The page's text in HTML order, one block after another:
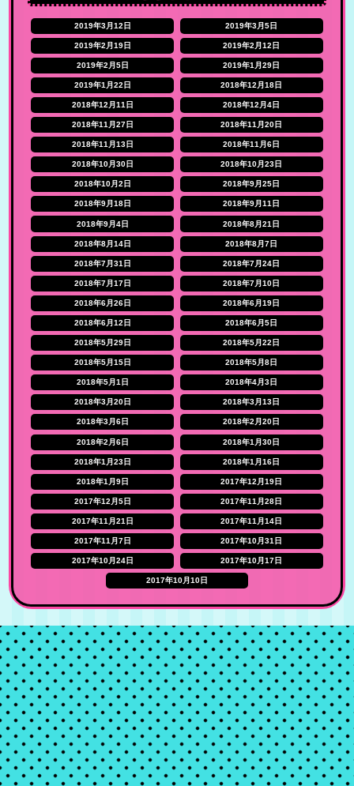
2019年3月12日 2019年3月5日
2019年2月19日 2019年2月12日
2019年2月5日 2019年1月29日
2019年1月22日 2018年12月18日
2018年12月11日 2018年12月4日
2018年11月27日 2018年11月20日
2018年11月13日 2018年11月6日
2018年10月30日 2018年10月23日
2018年10月2日 2018年9月25日
2018年9月18日 2018年9月11日
2018年9月4日 2018年8月21日
2018年8月14日 2018年8月7日
2018年7月31日 2018年7月24日
2018年7月17日 2018年7月10日
2018年6月26日 2018年6月19日
2018年6月12日 2018年6月5日
2018年5月29日 2018年5月22日
2018年5月15日 2018年5月8日
2018年5月1日 2018年4月3日
2018年3月20日 2018年3月13日
2018年3月6日 2018年2月20日
2018年2月6日 2018年1月30日
2018年1月23日 2018年1月16日
2018年1月9日 2017年12月19日
2017年12月5日 2017年11月28日
2017年11月21日 2017年11月14日
2017年11月7日 2017年10月31日
2017年10月24日 2017年10月17日
2017年10月10日